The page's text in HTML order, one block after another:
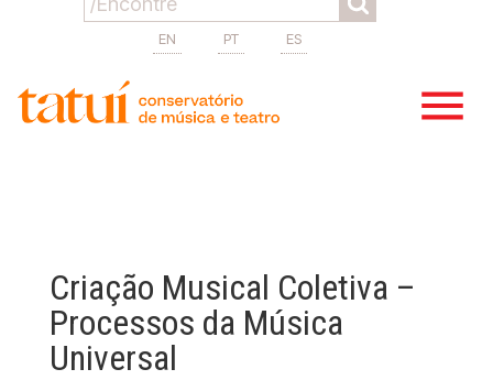
EN PT ES
Criação Musical Coletiva –
Processos da Música
Universal